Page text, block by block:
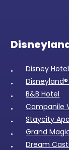
Disney
B&B Hotel
Campanile
Staycity
Grand
Dream